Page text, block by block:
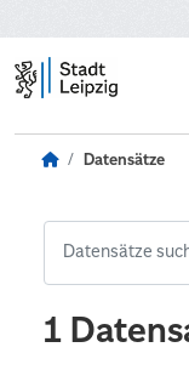
Datensätze
1